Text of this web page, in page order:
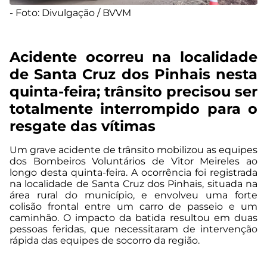
- Foto: Divulgação / BVVM
Acidente ocorreu na localidade
de Santa Cruz dos Pinhais nesta
quinta-feira; trânsito precisou ser
totalmente interrompido para o
resgate das vítimas
Um grave acidente de trânsito mobilizou as equipes
dos Bombeiros Voluntários de Vitor Meireles ao
longo desta quinta-feira. A ocorrência foi registrada
na localidade de Santa Cruz dos Pinhais, situada na
área rural do município, e envolveu uma forte
colisão frontal entre um carro de passeio e um
caminhão. O impacto da batida resultou em duas
pessoas feridas, que necessitaram de intervenção
rápida das equipes de socorro da região.